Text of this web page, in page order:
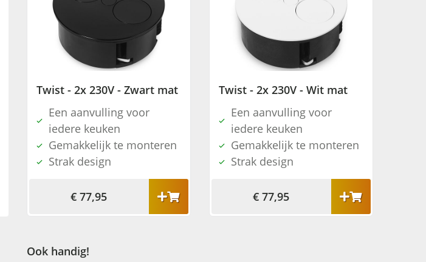
Twist - 2x 230V - Zwart mat
Een aanvulling voor
iedere keuken
Gemakkelijk te monteren
Strak design
€ 77,95
Twist - 2x 230V - Wit mat
Een aanvulling voor
iedere keuken
Gemakkelijk te monteren
Strak design
€ 77,95
Ook handig!